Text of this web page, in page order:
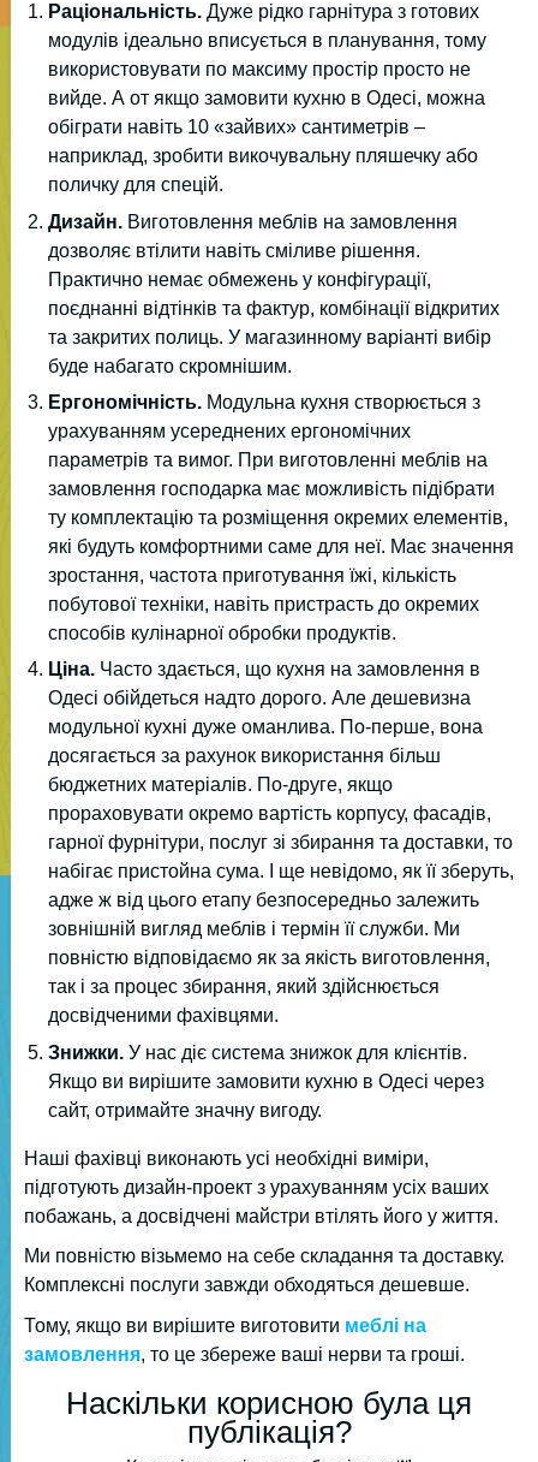
Раціональність. Дуже рідко гарнітура з готових
модулів ідеально вписується в планування, тому
використовувати по максиму простір просто не
вийде. А от якщо замовити кухню в Одесі, можна
обіграти навіть 10 «зайвих» сантиметрів –
наприклад, зробити викочувальну пляшечку або
поличку для спецій.
Дизайн. Виготовлення меблів на замовлення
дозволяє втілити навіть сміливе рішення.
Практично немає обмежень у конфігурації,
поєднанні відтінків та фактур, комбінації відкритих
та закритих полиць. У магазинному варіанті вибір
буде набагато скромнішим.
Ергономічність. Модульна кухня створюється з
урахуванням усереднених ергономічних
параметрів та вимог. При виготовленні меблів на
замовлення господарка має можливість підібрати
ту комплектацію та розміщення окремих елементів,
які будуть комфортними саме для неї. Має значення
зростання, частота приготування їжі, кількість
побутової техніки, навіть пристрасть до окремих
способів кулінарної обробки продуктів.
Ціна. Часто здається, що кухня на замовлення в
Одесі обійдеться надто дорого. Але дешевизна
модульної кухні дуже оманлива. По-перше, вона
досягається за рахунок використання більш
бюджетних матеріалів. По-друге, якщо
прораховувати окремо вартість корпусу, фасадів,
гарної фурнітури, послуг зі збирання та доставки, то
набігає пристойна сума. І ще невідомо, як її зберуть,
адже ж від цього етапу безпосередньо залежить
зовнішній вигляд меблів і термін її служби. Ми
повністю відповідаємо як за якість виготовлення,
так і за процес збирання, який здійснюється
досвідченими фахівцями.
Знижки. У нас діє система знижок для клієнтів.
Якщо ви вирішите замовити кухню в Одесі через
сайт, отримайте значну вигоду.
Наші фахівці виконають усі необхідні виміри,
підготують дизайн-проект з урахуванням усіх ваших
побажань, а досвідчені майстри втілять його у життя.
Ми повністю візьмемо на себе складання та доставку.
Комплексні послуги завжди обходяться дешевше.
Тому, якщо ви вирішите виготовити меблі на
замовлення, то це збереже ваші нерви та гроші.
Наскільки корисною була ця
публікація?